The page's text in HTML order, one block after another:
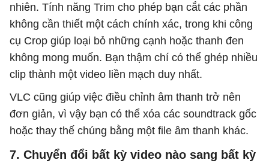
nhiên. Tính năng Trim cho phép bạn cắt các phần
không cần thiết một cách chính xác, trong khi công
cụ Crop giúp loại bỏ những cạnh hoặc thanh đen
không mong muốn. Bạn thậm chí có thể ghép nhiều
clip thành một video liền mạch duy nhất.
VLC cũng giúp việc điều chỉnh âm thanh trở nên
đơn giản, vì vậy bạn có thể xóa các soundtrack gốc
hoặc thay thế chúng bằng một file âm thanh khác.
7. Chuyển đổi bất kỳ video nào sang bất kỳ